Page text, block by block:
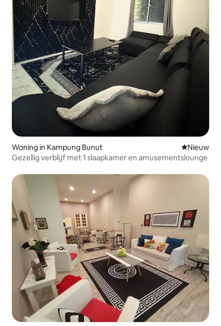
Woning in Kampung Bunut Nieuwe
Nieuw
Gezellig verblijf met 1 slaapkamer en amusementslounge